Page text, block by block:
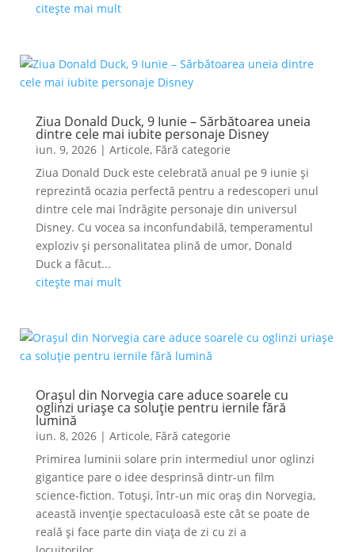
citește mai mult
Ziua Donald Duck, 9 Iunie – Sărbătoarea uneia
dintre cele mai iubite personaje Disney
iun. 9, 2026| Articole, Fără categorie
Ziua Donald Duck este celebrată anual pe 9 iunie și
reprezintă ocazia perfectă pentru a redescoperi unul
dintre cele mai îndrăgite personaje din universul
Disney. Cu vocea sa inconfundabilă, temperamentul
exploziv și personalitatea plină de umor, Donald
Duck a făcut...
citește mai mult
Orașul din Norvegia care aduce soarele cu
oglinzi uriașe ca soluție pentru iernile fără
lumină
iun. 8, 2026| Articole, Fără categorie
Primirea luminii solare prin intermediul unor oglinzi
gigantice pare o idee desprinsă dintr-un film
science-fiction. Totuși, într-un mic oraș din Norvegia,
această invenție spectaculoasă este cât se poate de
reală și face parte din viața de zi cu zi a